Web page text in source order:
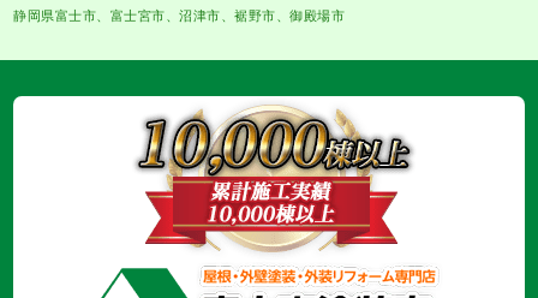
静岡県富士市、富士宮市、沼津市、裾野市、御殿場市